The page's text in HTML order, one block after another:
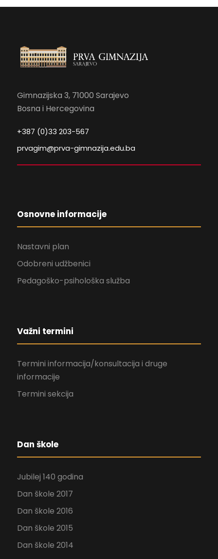
Gimnazijska 3, 71000 Sarajevo
Bosna i Hercegovina
+387 (0)33 203-567
prvagim@prva-gimnazija.edu.ba
Osnovne informacije
Nastavni plan
Odobreni udžbenici
Pedagoško-psihološka služba
Važni termini
Termini informacija/konsultacija i druge
informacije
Termini sekcija
Dan škole
Jubilej 140 godina
Dan škole 2017
Dan škole 2016
Dan škole 2015
Dan škole 2014